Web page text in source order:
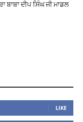
ਬਾਬਾ ਦੀਪ ਸਿੰਘ ਜੀ ਮਾਡਲ
LIKE